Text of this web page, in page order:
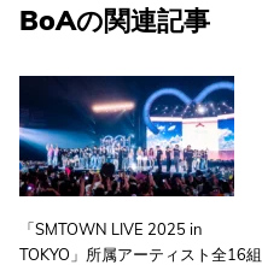
BoAの関連記事
「SMTOWN LIVE 2025 in
TOKYO」所属アーティスト全16組